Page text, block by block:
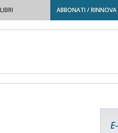
LIBRI ABBONATI / RINNOVA